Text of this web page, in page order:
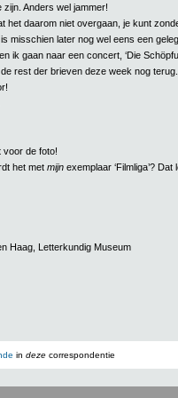
zijn. Anders wel jammer!
het daarom niet overgaan, je kunt
misschien later nog wel eens een
ik gaan naar een concert, ‘Die
rest der brieven deze week nog terug.
voor de foto!
het met mijn exemplaar ‘Filmliga’?
Haag, Letterkundig Museum
in deze correspondentie